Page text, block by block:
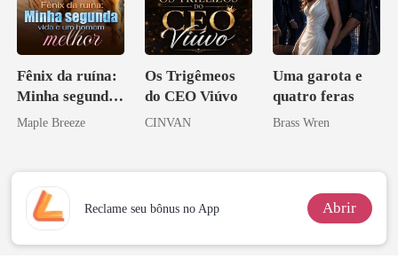
Fênix da ruína:
Minha segunda
vida e um
Maple Breeze
Os Trigêmeos
do CEO Viúvo
CINVAN
Uma garota e
quatro feras
Brass Wren
Reclame seu bônus no App Abrir